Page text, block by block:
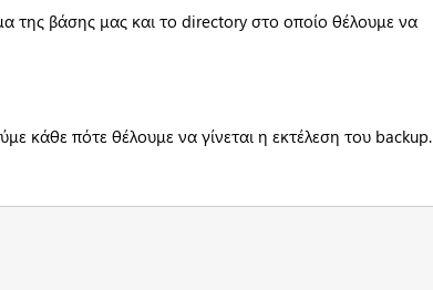
της βάσης μας και το directory στο οποίο θέλουμε να
κάθε πότε θέλουμε να γίνεται η εκτέλεση τoυ backup.